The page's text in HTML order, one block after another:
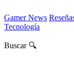
Gamer News
Tecnología
Buscar 🔍